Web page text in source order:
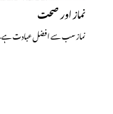
نماز اور صحت
نماز سب سے افضل عبادت